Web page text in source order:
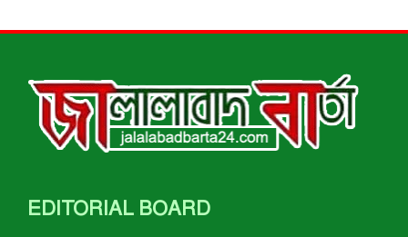
EDITORIAL BOARD